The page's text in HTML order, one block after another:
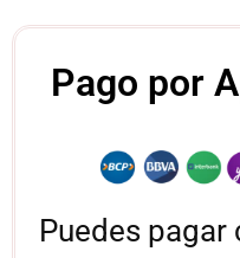
Pago por
Puedes